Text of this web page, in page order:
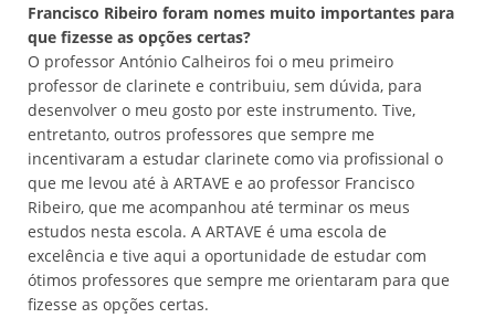
Francisco Ribeiro foram nomes muito importantes para
que fizesse as opções certas?
O professor António Calheiros foi o meu primeiro
professor de clarinete e contribuiu, sem dúvida, para
desenvolver o meu gosto por este instrumento. Tive,
entretanto, outros professores que sempre me
incentivaram a estudar clarinete como via profissional o
que me levou até à ARTAVE e ao professor Francisco
Ribeiro, que me acompanhou até terminar os meus
estudos nesta escola. A ARTAVE é uma escola de
excelência e tive aqui a oportunidade de estudar com
ótimos professores que sempre me orientaram para que
fizesse as opções certas.